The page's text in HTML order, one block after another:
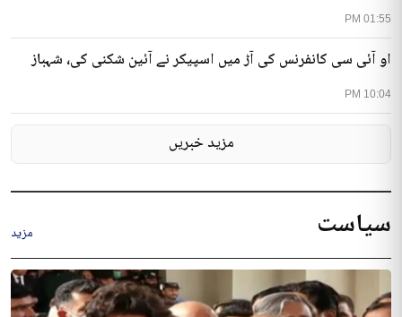
01:55 PM
10:04 PM
او آئی سی کانفرنس کی آڑ میں اسپیکر نے آئین شکنی کی، شہباز
مزید خبریں
سیاست مزید